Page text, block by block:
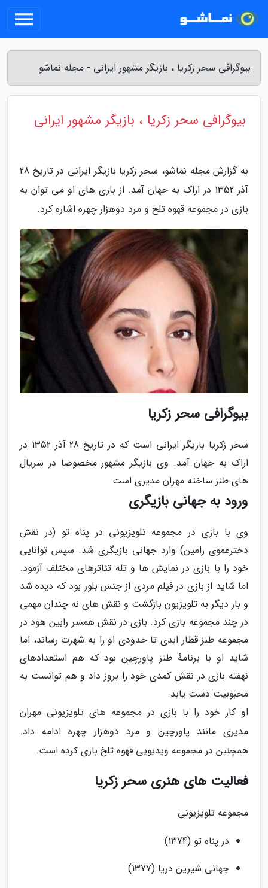
بیوگرافی سحر زکریا ، بازیگر مشهور ایرانی - مجله نماشو
بیوگرافی سحر زکریا ، بازیگر مشهور ایرانی
به گزارش مجله نماشو، سحر زکریا بازیگر ایرانی در تاریخ 28
آذر 1352 در اراک به جهان آمد. از بازی های او می توان به
بازی در مجموعه قهوه تلخ و مرد دوهزار چهره اشاره کرد.
بیوگرافی سحر زکریا
سحر زکریا بازیگر ایرانی است که در تاریخ 28 آذر 1352 در
اراک به جهان آمد. وی بازیگر مشهور مخصوصا در سریال
های طنز ساخته مهران مدیری است.
ورود به جهانی بازیگری
وی با بازی در مجموعه تلویزیونی در پناه تو (در نقش
دخترعموی رامین) وارد جهانی بازیگری شد. سپس توانایی
خود را با بازی در نمایش ها و تله تئاترهای مختلف آزمود.
اما شاید از بازی در فیلم مردی از جنس بلور بود که دیده شد
و بار دیگر به تلویزیون بازگشت و نقش های نه چندان مهمی
در چند مجموعه بازی کرد. بازی در نقش همسر رابین هود در
مجموعه طنز قطار ابدی تا حدودی او را به شهرت رساند، اما
شاید او با برنامهٔ طنز پاورچین بود که هم استعدادهای
نهفته بازی در نقش کمدی خود را بروز داد و هم توانست به
محبوبیت دست یابد.
او کار خود را با بازی در مجموعه های تلویزیونی مهران
مدیری مانند پاورچین و مرد دوهزار چهره ادامه داد.
همچنین در مجموعه ویدیویی قهوه تلخ بازی کرده است.
فعالیت های هنری سحر زکریا
مجموعه تلویزیونی
در پناه تو (1374)
جهانی شیرین دریا (1377)